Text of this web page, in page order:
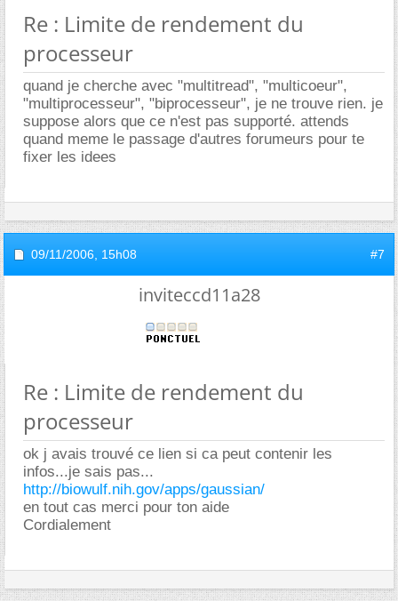
Re : Limite de rendement du
processeur
quand je cherche avec "multitread", "multicoeur",
"multiprocesseur", "biprocesseur", je ne trouve rien. je
suppose alors que ce n'est pas supporté. attends
quand meme le passage d'autres forumeurs pour te
fixer les idees
09/11/2006, 15h08 #7
inviteccd11a28
Re : Limite de rendement du
processeur
ok j avais trouvé ce lien si ca peut contenir les
infos...je sais pas...
http://biowulf.nih.gov/apps/gaussian/
en tout cas merci pour ton aide
Cordialement